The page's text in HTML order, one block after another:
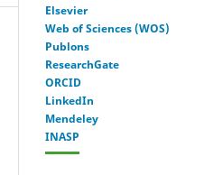
Elsevier
Web of Sciences (WOS)
Publons
ResearchGate
ORCID
LinkedIn
Mendeley
INASP